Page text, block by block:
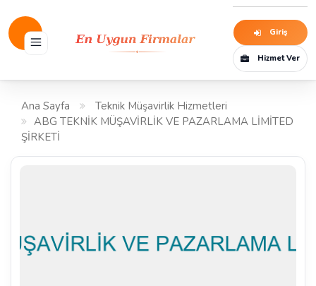
Giriş
Hizmet Ver
Ana Sayfa
Teknik Müşavirlik Hizmetleri
ABG TEKNİK MÜŞAVİRLİK VE PAZARLAMA LİMİTED
ŞİRKETİ